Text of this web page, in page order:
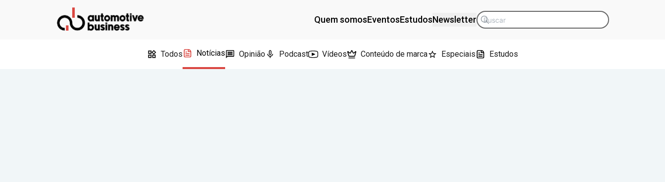
Quem somosEventosEstudosNewsletter
Todos Notícias Opinião Podcast Vídeos Conteúdo de marca Especiais Estudos